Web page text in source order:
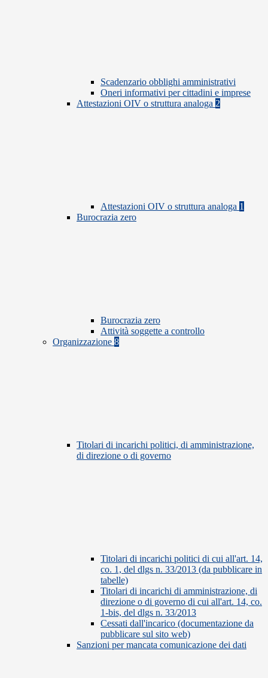
Scadenzario obblighi amministrativi
Oneri informativi per cittadini e imprese
Attestazioni OIV o struttura analoga 2
Attestazioni OIV o struttura analoga 1
Burocrazia zero
Burocrazia zero
Attività soggette a controllo
Organizzazione 8
Titolari di incarichi politici, di amministrazione,
di direzione o di governo
Titolari di incarichi politici di cui all'art. 14,
co. 1, del dlgs n. 33/2013 (da pubblicare in
tabelle)
Titolari di incarichi di amministrazione, di
direzione o di governo di cui all'art. 14, co.
1-bis, del dlgs n. 33/2013
Cessati dall'incarico (documentazione da
pubblicare sul sito web)
Sanzioni per mancata comunicazione dei dati